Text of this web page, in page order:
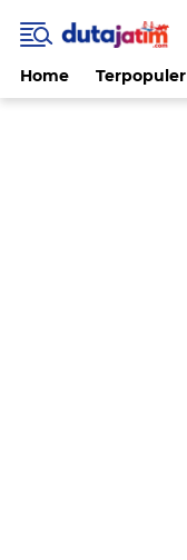
Home Terpopuler